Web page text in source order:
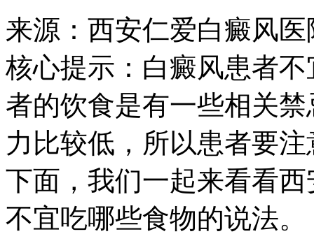
来源：西安仁爱白癜风医
核心提示： 白癜风患者
者的饮食是有一些相关
力比较低，所以患者要
下面，我们一起来看看
不宜吃哪些食物的说法。